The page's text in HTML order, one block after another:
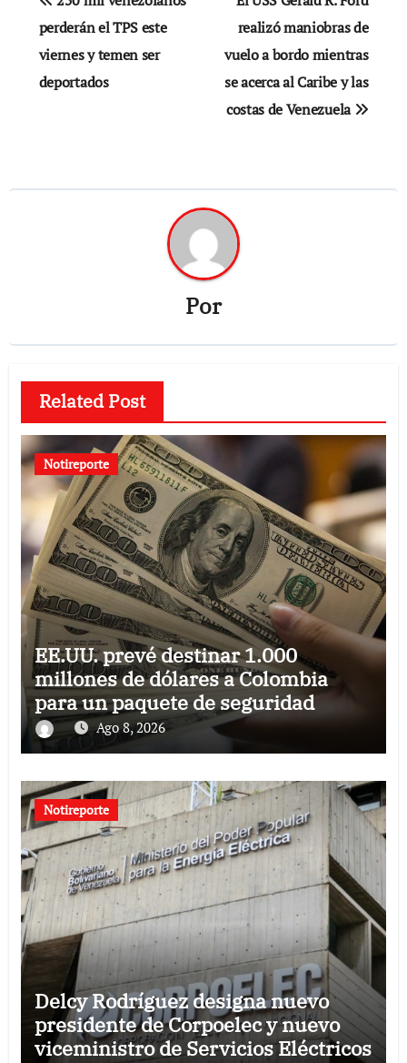
de
entradas
perderán el TPS este
viernes y temen ser
deportados
realizó maniobras de
vuelo a bordo mientras
se acerca al Caribe y las
costas de Venezuela
Por
Related Post
Notireporte
EE.UU. prevé destinar 1.000
millones de dólares a Colombia
para un paquete de seguridad
Ago 8, 2026
Notireporte
Delcy Rodríguez designa nuevo
presidente de Corpoelec y nuevo
viceministro de Servicios Eléctricos